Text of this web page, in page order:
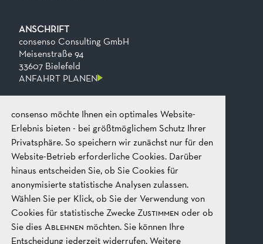
consenso möchte Ihnen ein optimales Website-
Erlebnis bieten - bei größtmöglichem Schutz Ihrer
Privatsphäre. So speichern wir zunächst nur für den
Website-Betrieb erforderliche Cookies. Darüber
hinaus entscheiden Sie, ob Sie Cookies für
anonymisierte statistische Analysen zulassen.
Wählen Sie per Klick, ob Sie der Verwendung von
Cookies für statistische ZweckeZustimmen oder ob
Sie diesAblehnen möchten. Sie können Ihre
Entscheidung jederzeit widerrufen. Weitere
ANSCHRIFT
consenso Consulting GmbH
Meisenstraße 94
33607 Bielefeld
ANFAHRT PLANEN
KONTAKT
Telefon
Fax
E-mail
+49 521 2606 0
+49​ 521​ 2606​ 199
mail@consenso.de
GEPRÄCH STARTEN
RECHTLICHES
IMPRESSUM
DATENSCHUTZ
AGB